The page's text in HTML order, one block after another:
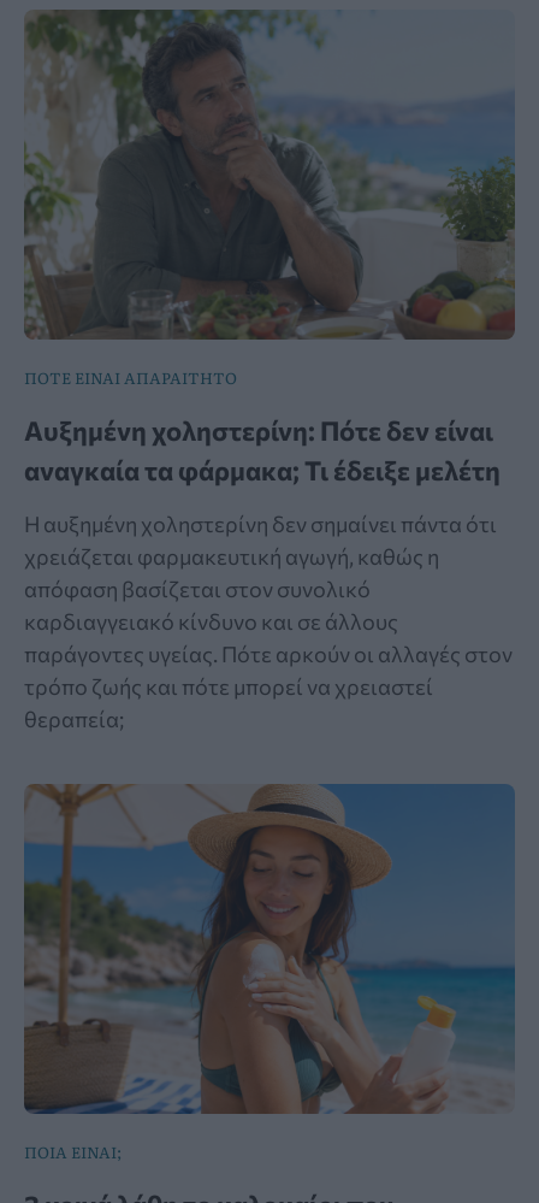
ΠΟΤΕ ΕΙΝΑΙ ΑΠΑΡΑΙΤΗΤΟ
Αυξημένη χοληστερίνη: Πότε δεν είναι
αναγκαία τα φάρμακα; Τι έδειξε μελέτη
Η αυξημένη χοληστερίνη δεν σημαίνει πάντα ότι
χρειάζεται φαρμακευτική αγωγή, καθώς η
απόφαση βασίζεται στον συνολικό
καρδιαγγειακό κίνδυνο και σε άλλους
παράγοντες υγείας. Πότε αρκούν οι αλλαγές στον
τρόπο ζωής και πότε μπορεί να χρειαστεί
θεραπεία;
ΠΟΙΑ ΕΙΝΑΙ;